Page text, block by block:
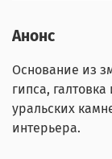
Анонс
Основание из
гипса,
уральских
интерьера.